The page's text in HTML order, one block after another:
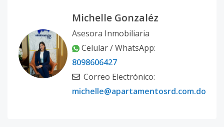
Michelle Gonzaléz
Asesora Inmobiliaria
Celular / WhatsApp:
8098606427
Correo Electrónico:
michelle@apartamentosrd.com.do